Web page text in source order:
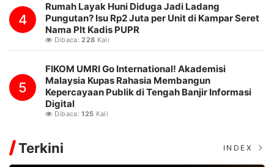
4
Rumah Layak Huni Diduga Jadi Ladang
Pungutan? Isu Rp2 Juta per Unit di Kampar Seret
Nama Plt Kadis PUPR
Dibaca:228 Kali
5
FIKOM UMRI Go International! Akademisi
Malaysia Kupas Rahasia Membangun
Kepercayaan Publik di Tengah Banjir Informasi
Digital
Dibaca:125 Kali
Terkini INDEX